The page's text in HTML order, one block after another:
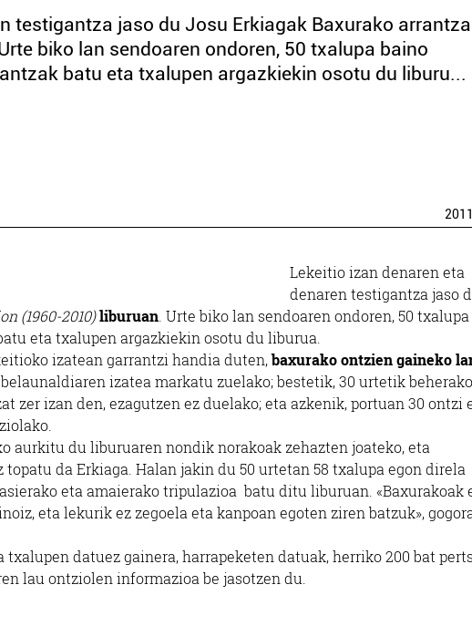
testigantza jaso du Josu Erkiagak Baxurako arrantza
biko lan sendoaren ondoren, 50 txalupa baino
batu eta txalupen argazkiekin osotu du liburu...
2011
Lekeitio izan denaren eta
denaren testigantza jaso
(1960-2010)liburuan . Urte biko lan sendoaren ondoren, 50
eta txalupen argazkiekin osotu du liburua.
izatean garrantzi handia duten,baxurako ontzien gaineko
izatea markatu zuelako; bestetik, 30 urtetik beherako
zer izan den, ezagutzen ez duelako; eta azkenik, portuan 30 ontzi
aurkitu du liburuaren nondik norakoak zehazten joateko, eta
da Erkiaga. Halan jakin du 50 urtetan 58 txalupa egon direla
eta amaierako tripulazioa batu ditu liburuan. «Baxurakoak
eta lekurik ez zegoela eta kanpoan egoten ziren batzuk»,
datuez gainera, harrapeketen datuak, herriko 200 bat
lau ontziolen informazioa be jasotzen du.